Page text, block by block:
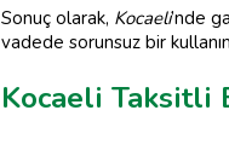
Sonuç olarak, Kocaeli’nde
vadede sorunsuz bir
Kocaeli Taksitli